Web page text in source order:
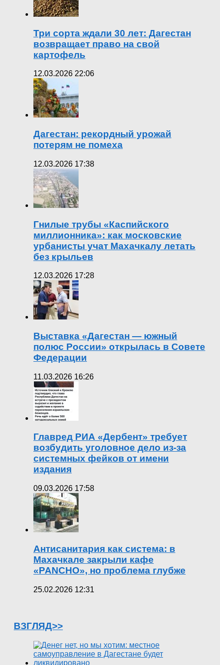
Три сорта ждали 30 лет: Дагестан
возвращает право на свой
картофель
12.03.2026 22:06
Дагестан: рекордный урожай
потерям не помеха
12.03.2026 17:38
Гнилые трубы «Каспийского
миллионника»: как московские
урбанисты учат Махачкалу летать
без крыльев
12.03.2026 17:28
Выставка «Дагестан — южный
полюс России» открылась в Совете
Федерации
11.03.2026 16:26
Главред РИА «Дербент» требует
возбудить уголовное дело из-за
системных фейков от имени
издания
09.03.2026 17:58
Антисанитария как система: в
Махачкале закрыли кафе
«PANCHO», но проблема глубже
25.02.2026 12:31
ВЗГЛЯД>>